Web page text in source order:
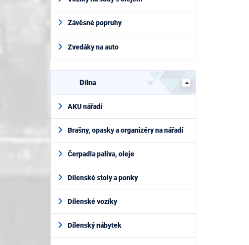
Závěsné popruhy
Zvedáky na auto
Dílna
AKU nářadí
Brašny, opasky a organizéry na nářadí
Čerpadla paliva, oleje
Dílenské stoly a ponky
Dílenské vozíky
Dílenský nábytek